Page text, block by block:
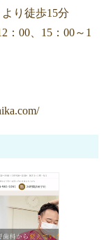
り徒歩15分
：00、15：00～1